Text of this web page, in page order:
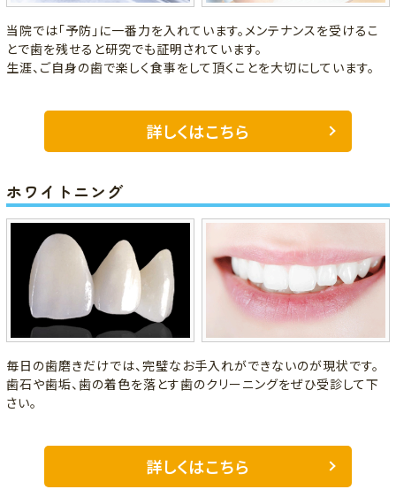
当院では「予防」に一番力を入れています。メンテナンスを受けるこ
とで歯を残せると研究でも証明されています。
生涯、ご自身の歯で楽しく食事をして頂くことを大切にしています。
詳しくはこちら
ホワイトニング
毎日の歯磨きだけでは、完璧なお手入れができないのが現状です。
歯石や歯垢、歯の着色を落とす歯のクリーニングをぜひ受診して下
さい。
詳しくはこちら